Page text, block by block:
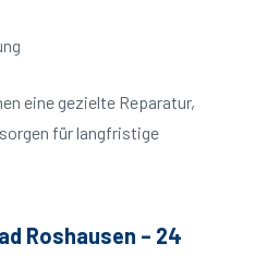
eine gezielte Reparatur,
für langfristige
Roshausen – 24